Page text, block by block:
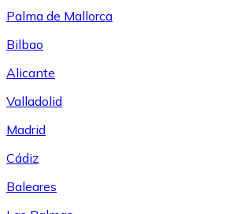
Palma de Mallorca
Bilbao
Alicante
Valladolid
Madrid
Cádiz
Baleares